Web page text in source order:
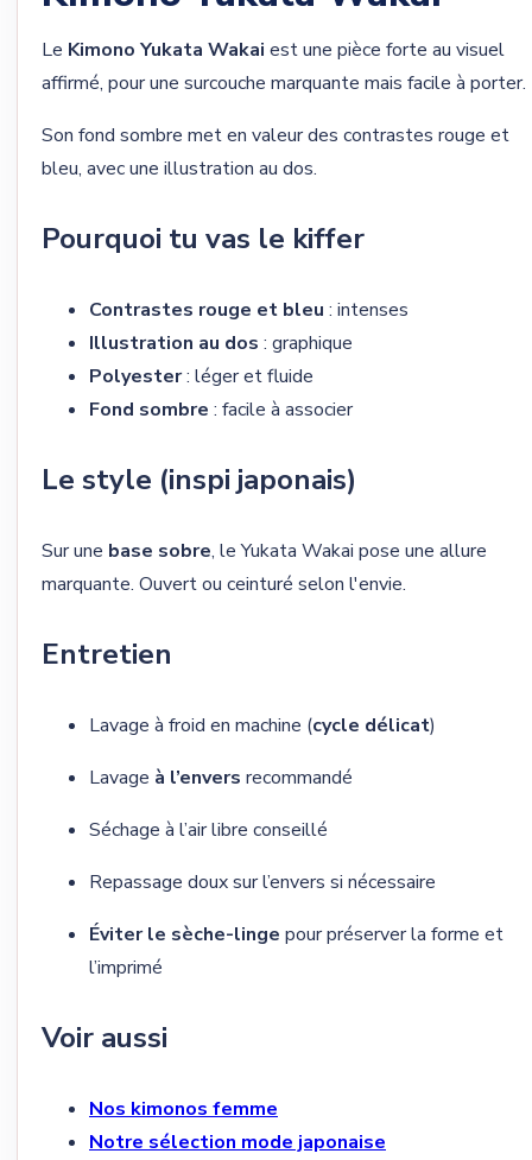
Le Kimono Yukata Wakai est une pièce forte au visuel
affirmé, pour une surcouche marquante mais facile à porter.
Son fond sombre met en valeur des contrastes rouge et
bleu, avec une illustration au dos.
Pourquoi tu vas le kiffer
Contrastes rouge et bleu : intenses
Illustration au dos : graphique
Polyester: léger et fluide
Fond sombre : facile à associer
Le style (inspi japonais)
Sur une base sobre, le Yukata Wakai pose une allure
marquante. Ouvert ou ceinturé selon l'envie.
Entretien
Lavage à froid en machine (cycle délicat)
Lavage à l’envers recommandé
Séchage à l’air libre conseillé
Repassage doux sur l’envers si nécessaire
Éviter le sèche-linge pour préserver la forme et
l’imprimé
Voir aussi
Nos kimonos femme
Notre sélection mode japonaise